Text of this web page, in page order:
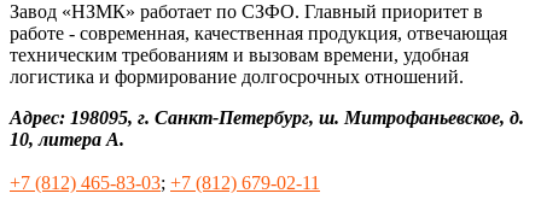
Завод «НЗМК» работает по СЗФО. Главный приоритет в
работе - современная, качественная продукция, отвечающая
техническим требованиям и вызовам времени, удобная
логистика и формирование долгосрочных отношений.
Адрес: 198095, г. Санкт-Петербург, ш. Митрофаньевское, д.
10, литера А.
+7 (812) 465-83-03; +7 (812) 679-02-11